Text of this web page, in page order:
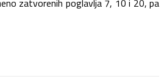
zatvorenih poglavlja 7, 10 i 20, pa